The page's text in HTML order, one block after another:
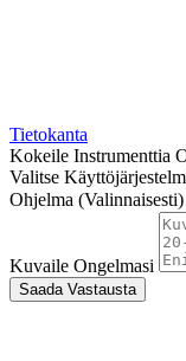
Tietokanta
Kokeile Instrumenttia
Valitse
Ohjelma (Valinnaisesti)
Kuvaile Ongelmasi
Saada Vastausta